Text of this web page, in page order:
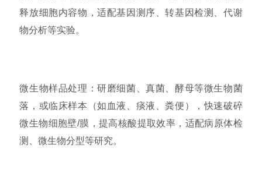
释放细胞内容物，适配基因测序、转基因检测、代谢
物分析等实验。
微生物样品处理：研磨细菌、真菌、酵母等微生物菌
落，或临床样本（如血液、痰液、粪便），快速破碎
微生物细胞壁/膜，提高核酸提取效率，适配病原体检
测、微生物分型等研究。